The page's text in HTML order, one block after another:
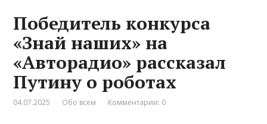
Победитель конкурса
«Знай наших» на
«Авторадио» рассказал
Путину о роботах
04.07.2025 Обо всем Комментарии: 0